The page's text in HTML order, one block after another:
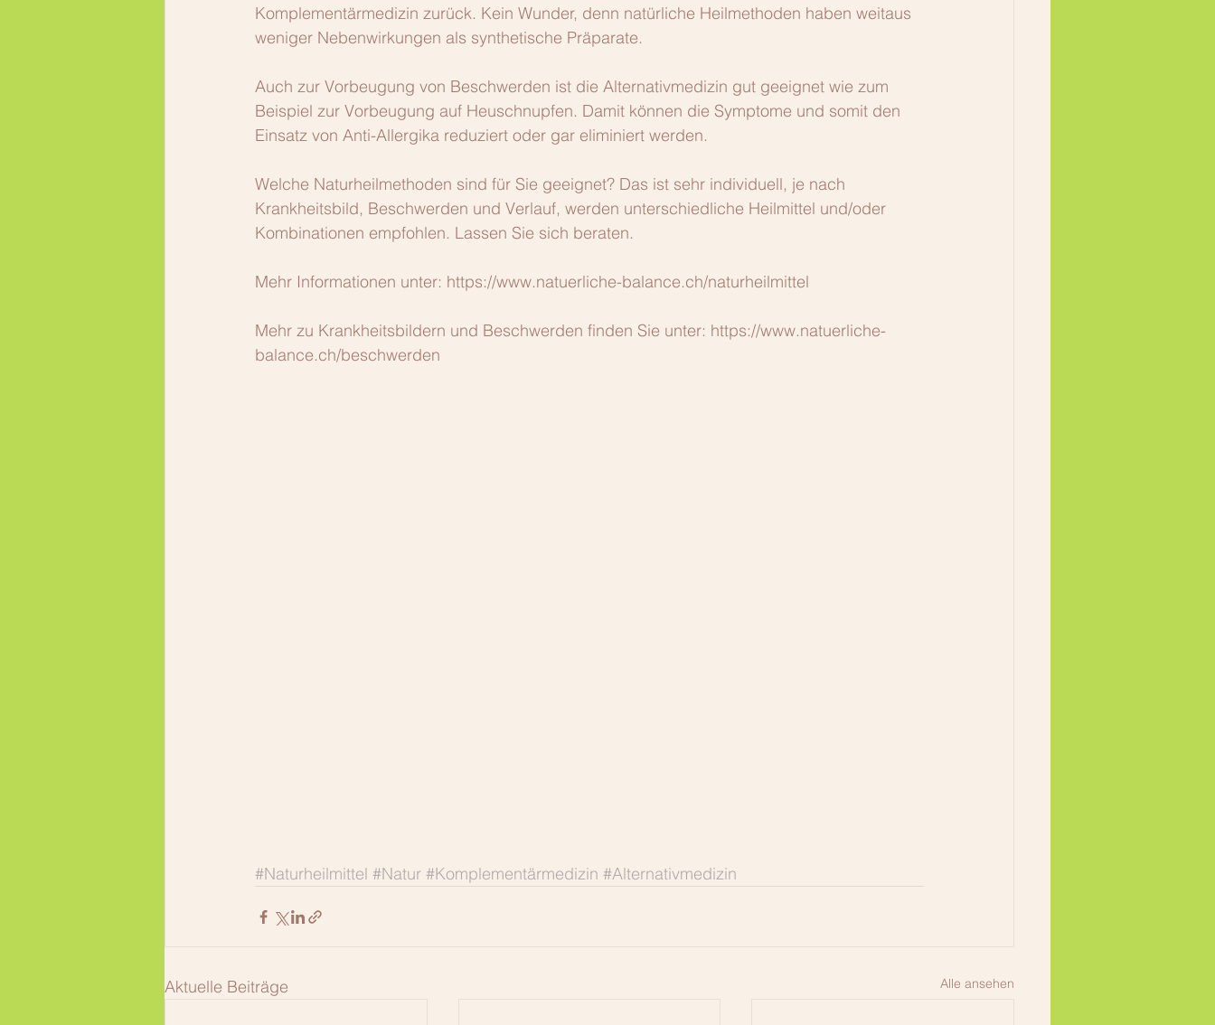
Komplementärmedizin zurück. Kein Wunder, denn natürliche Heilmethoden haben weitaus
weniger Nebenwirkungen als synthetische Präparate.
Auch zur Vorbeugung von Beschwerden ist die Alternativmedizin gut geeignet wie zum
Beispiel zur Vorbeugung auf Heuschnupfen. Damit können die Symptome und somit den
Einsatz von Anti-Allergika reduziert oder gar eliminiert werden.
Welche Naturheilmethoden sind für Sie geeignet? Das ist sehr individuell, je nach
Krankheitsbild, Beschwerden und Verlauf, werden unterschiedliche Heilmittel und/oder
Kombinationen empfohlen. Lassen Sie sich beraten.
Mehr Informationen unter: https://www.natuerliche-balance.ch/naturheilmittel
Mehr zu Krankheitsbildern und Beschwerden finden Sie unter: https://www.natuerliche-
balance.ch/beschwerden
#Naturheilmittel #Natur #Komplementärmedizin #Alternativmedizin
Aktuelle Beiträge Alle ansehen